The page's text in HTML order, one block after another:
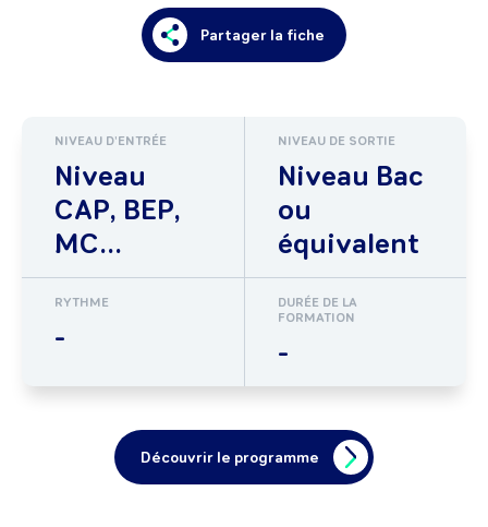
Partager la fiche
NIVEAU D'ENTRÉE
Niveau
CAP, BEP,
MC...
NIVEAU DE SORTIE
Niveau Bac
ou
équivalent
RYTHME
-
DURÉE DE LA
FORMATION
-
Découvrir le programme